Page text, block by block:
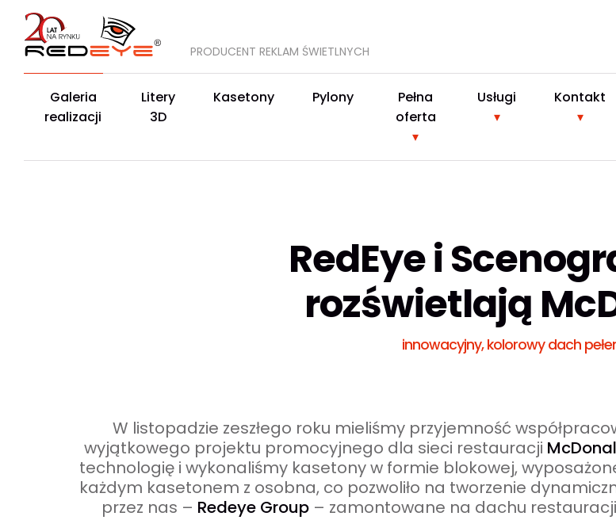
PRODUCENT REKLAM ŚWIETLNYCH
Galeria
realizacji
Litery
3D
Kasetony Pylony
Pełna
oferta
Usługi Kontakt
RedEye i
rozświetlają
innowacyjny, kolorowy dach
W listopadzie zeszłego roku mieliśmy przyjemność
wyjątkowego projektu promocyjnego dla sieci restauracji
technologię i wykonaliśmy kasetony w formie blokowej,
każdym kasetonem z osobna, co pozwoliło na tworzenie
przez nas – Redeye Group– zamontowane na dachu restauracji